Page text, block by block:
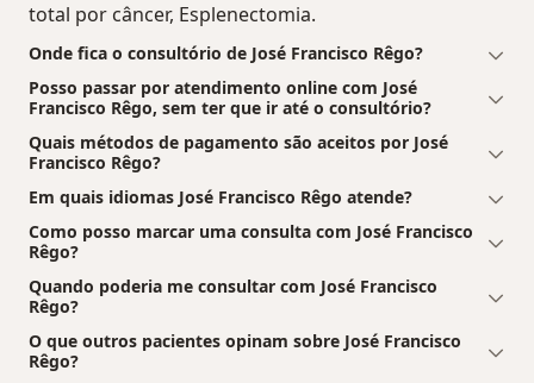
total por câncer, Esplenectomia.
Onde fica o consultório de José Francisco Rêgo?
Posso passar por atendimento online com José
Francisco Rêgo, sem ter que ir até o consultório?
Quais métodos de pagamento são aceitos por José
Francisco Rêgo?
Em quais idiomas José Francisco Rêgo atende?
Como posso marcar uma consulta com José Francisco
Rêgo?
Quando poderia me consultar com José Francisco
Rêgo?
O que outros pacientes opinam sobre José Francisco
Rêgo?